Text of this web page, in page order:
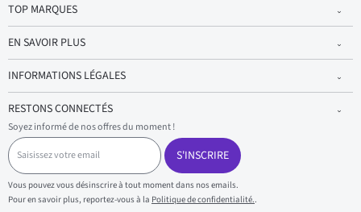
TOP MARQUES
EN SAVOIR PLUS
INFORMATIONS LÉGALES
RESTONS CONNECTÉS
Soyez informé de nos offres du moment !
S
a
i
s
i
s
S'INSCRIRE
Vous pouvez vous désinscrire à tout moment dans nos emails.
Pour en savoir plus, reportez-vous à la Politique de confidentialité..